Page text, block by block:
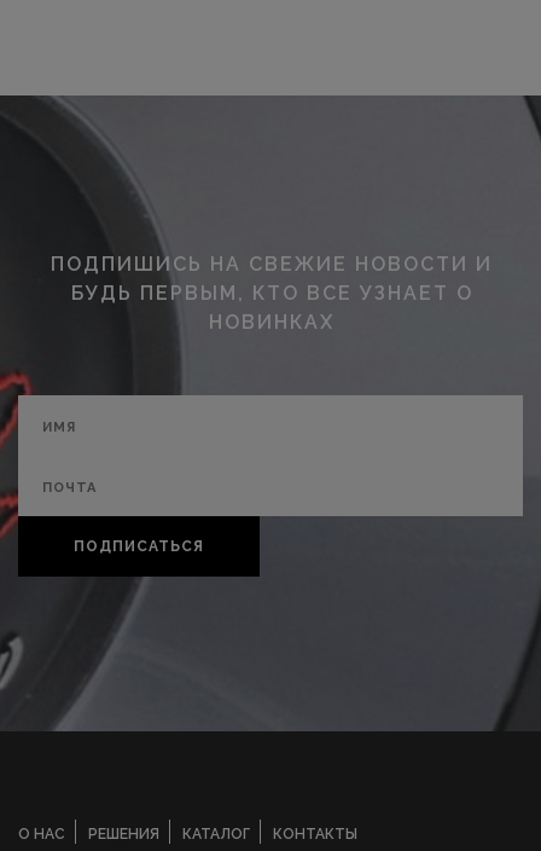
ПОДПИШИСЬ НА СВЕЖИЕ НОВОСТИ И
БУДЬ ПЕРВЫМ, КТО ВСЕ УЗНАЕТ О
НОВИНКАХ
ПОДПИСАТЬСЯ
О НАС РЕШЕНИЯ КАТАЛОГ КОНТАКТЫ